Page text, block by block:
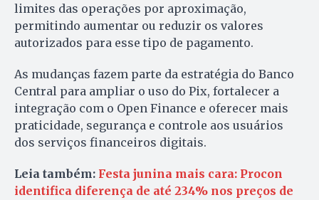
limites das operações por aproximação,
permitindo aumentar ou reduzir os valores
autorizados para esse tipo de pagamento.
As mudanças fazem parte da estratégia do Banco
Central para ampliar o uso do Pix, fortalecer a
integração com o Open Finance e oferecer mais
praticidade, segurança e controle aos usuários
dos serviços financeiros digitais.
Leia também: Festa junina mais cara: Procon
identifica diferença de até 234% nos preços de